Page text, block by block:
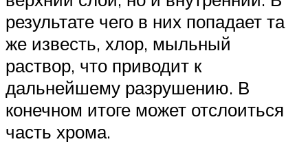
результате чего в них попадает та
же известь, хлор, мыльный
раствор, что приводит к
дальнейшему разрушению. В
конечном итоге может отслоиться
часть хрома.